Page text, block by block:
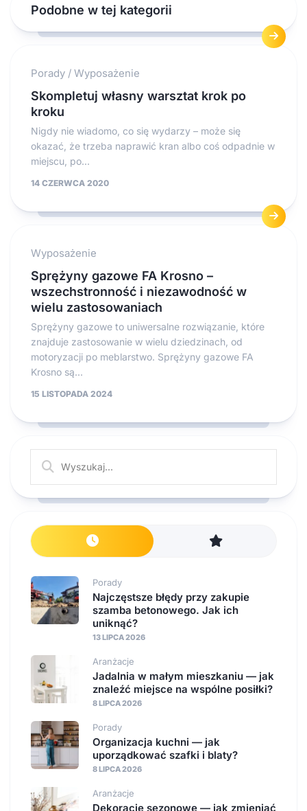
Podobne w tej kategorii
Porady / Wyposażenie
Skompletuj własny warsztat krok po
kroku
Nigdy nie wiadomo, co się wydarzy – może się
okazać, że trzeba naprawić kran albo coś odpadnie w
miejscu, po...
14 CZERWCA 2020
Wyposażenie
Sprężyny gazowe FA Krosno –
wszechstronność i niezawodność w
wielu zastosowaniach
Sprężyny gazowe to uniwersalne rozwiązanie, które
znajduje zastosowanie w wielu dziedzinach, od
motoryzacji po meblarstwo. Sprężyny gazowe FA
Krosno są...
15 LISTOPADA 2024
Porady
Najczęstsze błędy przy zakupie
szamba betonowego. Jak ich
uniknąć?
13 LIPCA 2026
Aranżacje
Jadalnia w małym mieszkaniu — jak
znaleźć miejsce na wspólne posiłki?
8 LIPCA 2026
Porady
Organizacja kuchni — jak
uporządkować szafki i blaty?
8 LIPCA 2026
Aranżacje
Dekoracje sezonowe — jak zmieniać